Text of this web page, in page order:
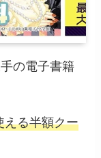
の電子書籍
える半額クー